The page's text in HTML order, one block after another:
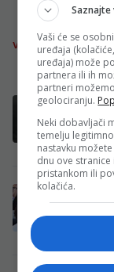
VIJESTI
poziv
Saznajte
Vaši će se
uređaja
uređaja) može
partnera ili ih
partneri
geolociranju.
Neki dobavljači
temelju
nastavku
dnu ove
pristankom ili
kolačića.